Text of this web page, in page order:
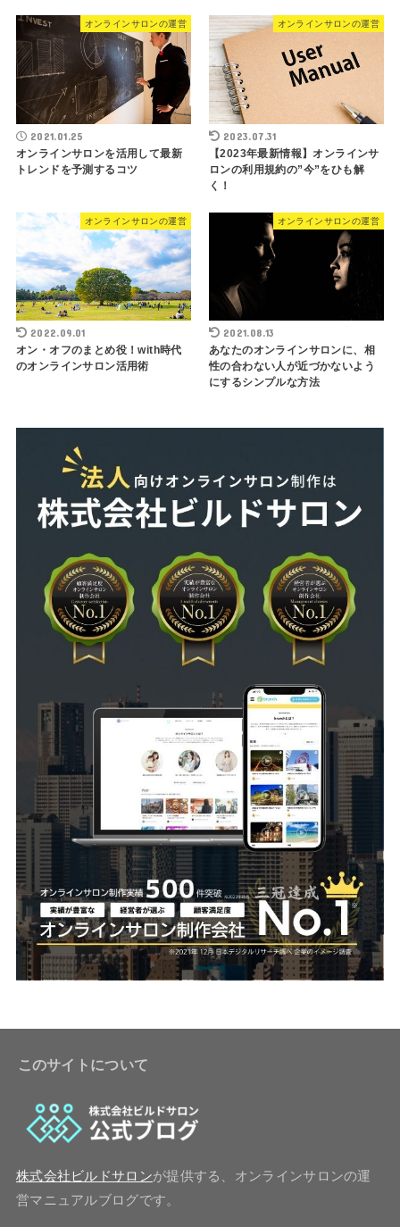
オンラインサロンの運営
2021.01.25
オンラインサロンを活用して最新
トレンドを予測するコツ
オンラインサロンの運営
2023.07.31
【2023年最新情報】オンラインサ
ロンの利用規約の”今”をひも解
く！
オンラインサロンの運営
2022.09.01
オン・オフのまとめ役！with時代
のオンラインサロン活用術
オンラインサロンの運営
2021.08.13
あなたのオンラインサロンに、相
性の合わない人が近づかないよう
にするシンプルな方法
このサイトについて
株式会社ビルドサロンが提供する、オンラインサロンの運
営マニュアルブログです。